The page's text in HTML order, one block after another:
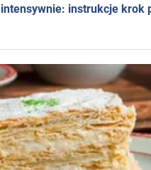
instrukcje krok